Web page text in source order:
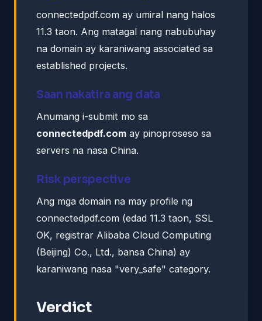
connectedpdf.com ay umiral nang halos
11.3 taon. Ang matagal nang nabubuhay
na domain ay karaniwang associated sa
established projects.
Saan nakatira ang data
Anumang i-submit mo sa
connectedpdf.com ay pinoproseso sa
servers na nasa China.
Risk perspective
Ang mga domain na may profile ng
connectedpdf.com (edad 11.3 taon, SSL
OK, registrar Alibaba Cloud Computing
(Beijing) Co., Ltd., bansa China) ay
karaniwang nasa "very_safe" category.
Verdict